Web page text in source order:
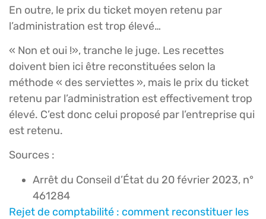
En outre, le prix du ticket moyen retenu par
l’administration est trop élevé…
« Non et oui !», tranche le juge. Les recettes
doivent bien ici être reconstituées selon la
méthode « des serviettes », mais le prix du ticket
retenu par l’administration est effectivement trop
élevé. C’est donc celui proposé par l’entreprise qui
est retenu.
Sources :
Arrêt du Conseil d’État du 20 février 2023, n°
461284
Rejet de comptabilité : comment reconstituer les